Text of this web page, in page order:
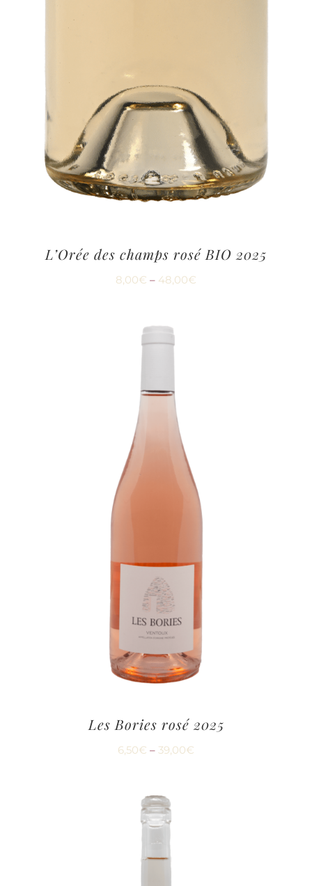
L’Orée des champs rosé BIO 2025
8,00€ – 48,00€
Les Bories rosé 2025
6,50€ – 39,00€